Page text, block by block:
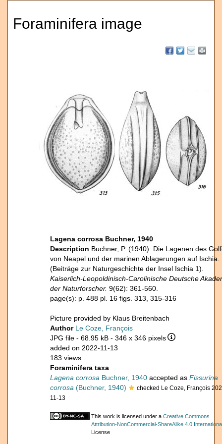
Foraminifera image
Lagena corrosa Buchner, 1940
Description Buchner, P. (1940). Die Lagenen des
von Neapel und der marinen Ablagerungen auf Ischia.
(Beiträge zur Naturgeschichte der Insel Ischia 1).
Kaiserlich-Leopoldinisch-Carolinische Deutsche
der Naturforscher. 9(62): 361-560.
page(s): p. 488 pl. 16 figs. 313, 315-316
Picture provided by Klaus Breitenbach
Author Le Coze, François
JPG file - 68.95 kB - 346 x 346 pixels
added on 2022-11-13
183 views
Foraminifera taxa
Lagena corrosa Buchner, 1940 accepted as Fissurina
corrosa (Buchner, 1940)
checked Le Coze, François
11-13
This work is licensed under a Creative Commons
Attribution-NonCommercial-ShareAlike 4.0
License